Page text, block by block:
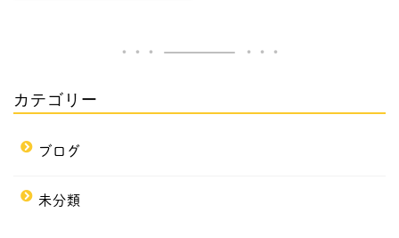
カテゴリー
ブログ
未分類